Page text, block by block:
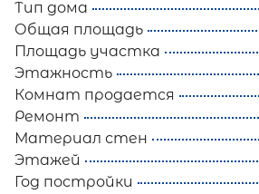
Тип дома
Общая площадь
Площадь участка
Этажность
Комнат продается
Ремонт
Материал стен
Этажей
Год постройки